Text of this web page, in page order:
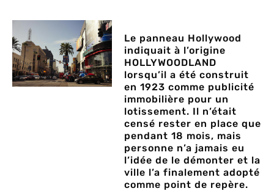
Le panneau Hollywood
indiquait à l’origine
HOLLYWOODLAND
lorsqu’il a été construit
en 1923 comme publicité
immobilière pour un
lotissement. Il n’était
censé rester en place que
pendant 18 mois, mais
personne n’a jamais eu
l’idée de le démonter et la
ville l’a finalement adopté
comme point de repère.